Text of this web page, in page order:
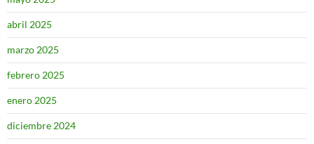
abril 2025
marzo 2025
febrero 2025
enero 2025
diciembre 2024